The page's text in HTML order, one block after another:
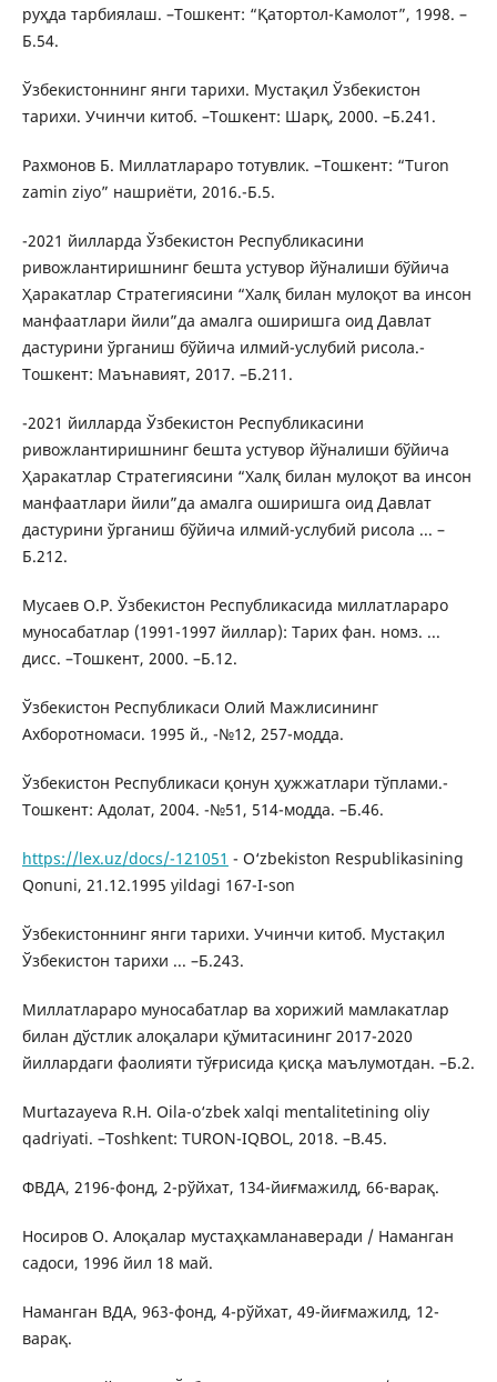
руҳда тарбиялаш. –Тошкент: “Қатортол-Камолот”, 1998. –
Б.54.
Ўзбекистоннинг янги тарихи. Мустақил Ўзбекистон
тарихи. Учинчи китоб. –Tошкент: Шарқ, 2000. –Б.241.
Рахмонов Б. Миллатлараро тотувлик. –Тошкент: “Turon
zamin ziyo” нашриёти, 2016.-Б.5.
-2021 йилларда Ўзбекистон Республикасини
ривожлантиришнинг бешта устувор йўналиши бўйича
Ҳаракатлар Стратегиясини “Халқ билан мулоқот ва инсон
манфаатлари йили”да амалга оширишга оид Давлат
дастурини ўрганиш бўйича илмий-услубий рисола.-
Toшкент: Maънавият, 2017. –Б.211.
-2021 йилларда Ўзбекистон Республикасини
ривожлантиришнинг бешта устувор йўналиши бўйича
Ҳаракатлар Стратегиясини “Халқ билан мулоқот ва инсон
манфаатлари йили”да амалга оширишга оид Давлат
дастурини ўрганиш бўйича илмий-услубий рисола ... –
Б.212.
Мусаев О.Р. Ўзбекистон Республикасида миллатлараро
муносабатлар (1991-1997 йиллар): Тарих фан. номз. ...
дисс. –Тошкент, 2000. –Б.12.
Ўзбекистон Республикаси Олий Мажлисининг
Ахборотномаси. 1995 й., -№12, 257-модда.
Ўзбекистон Республикаси қонун ҳужжатлари тўплами.-
Тошкент: Адолат, 2004. -№51, 514-модда. –Б.46.
https://lex.uz/docs/-121051 - O‘zbekiston Respublikasining
Qonuni, 21.12.1995 yildagi 167-I-son
Ўзбекистоннинг янги тарихи. Учинчи китоб. Мустақил
Ўзбекистон тарихи ... –Б.243.
Миллатлараро муносабатлар ва хорижий мамлакатлар
билан дўстлик алоқалари қўмитасининг 2017-2020
йиллардаги фаолияти тўғрисида қисқа маълумотдан. –Б.2.
Murtazayeva R.H. Oila-o‘zbek xalqi mentalitetining oliy
qadriyati. –Toshkent: TURON-IQBOL, 2018. –B.45.
ФВДА, 2196-фонд, 2-рўйхат, 134-йиғмажилд, 66-варақ.
Носиров О. Алоқалар мустаҳкамланаверади / Наманган
садоси, 1996 йил 18 май.
Наманган ВДА, 963-фонд, 4-рўйхат, 49-йиғмажилд, 12-
варақ.